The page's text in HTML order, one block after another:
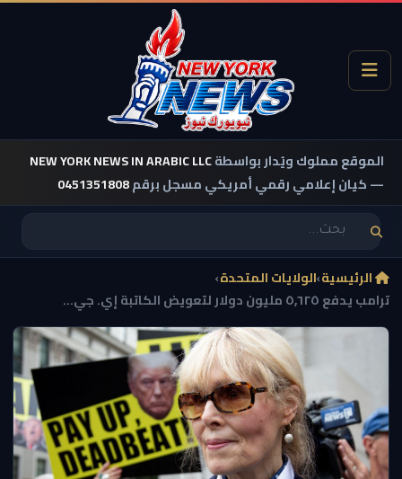
الموقع مملوك ويُدار بواسطةNEW YORK NEWS IN ARABIC LLC
— كيان إعلامي رقمي أمريكي مسجل برقم0451351808
الرئيسية›الولايات المتحدة›
ترامب يدفع ٥٫٦٢٥ مليون دولار لتعويض الكاتبة إي. جي...